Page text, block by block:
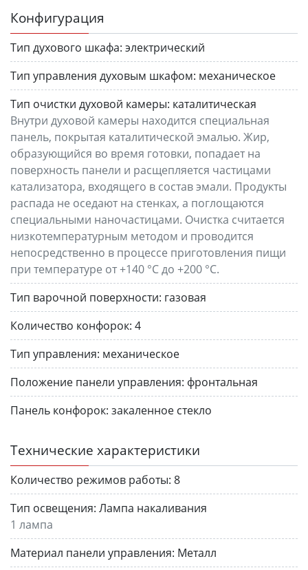
Конфигурация
Тип духового шкафа: электрический
Тип управления духовым шкафом: механическое
Тип очистки духовой камеры: каталитическая
Внутри духовой камеры находится специальная
панель, покрытая каталитической эмалью. Жир,
образующийся во время готовки, попадает на
поверхность панели и расщепляется частицами
катализатора, входящего в состав эмали. Продукты
распада не оседают на стенках, а поглощаются
специальными наночастицами. Очистка считается
низкотемпературным методом и проводится
непосредственно в процессе приготовления пищи
при температуре от +140 °C до +200 °C.
Тип варочной поверхности: газовая
Количество конфорок: 4
Тип управления: механическое
Положение панели управления: фронтальная
Панель конфорок: закаленное стекло
Технические характеристики
Количество режимов работы: 8
Тип освещения: Лампа накаливания
1 лампа
Материал панели управления: Металл